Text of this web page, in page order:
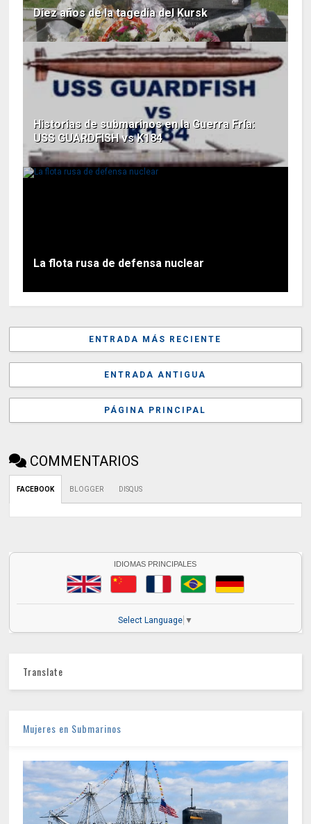
Diez años de la tagedia del Kursk
Historias de submarinos en la Guerra Fría:
USS GUARDFISH vs K184
La flota rusa de defensa nuclear
ENTRADA MÁS RECIENTE
ENTRADA ANTIGUA
PÁGINA PRINCIPAL
COMMENTARIOS
FACEBOOK BLOGGER DISQUS
IDIOMAS PRINCIPALES
Select Language ▼
Translate
Mujeres en Submarinos